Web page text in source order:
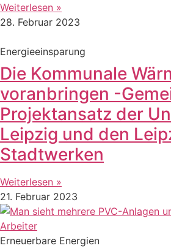
Weiterlesen »
28. Februar 2023
Energieeinsparung
Die Kommunale
voranbringen -
Projektansatz der
Leipzig und den
Stadtwerken
Weiterlesen »
21. Februar 2023
Erneuerbare Energien